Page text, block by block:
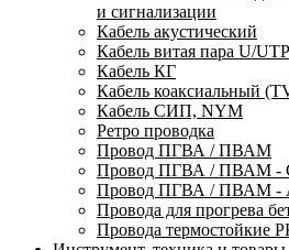
и сигнализации
Кабель акустический
Кабель витая пара U/
Кабель КГ
Кабель коаксиальный
Кабель СИП, NYM
Ретро проводка
Провод ПГВА / ПВАМ
Провод ПГВА / ПВАМ -
Провод ПГВА / ПВАМ
Провода для прогрева
Провода термостойкие